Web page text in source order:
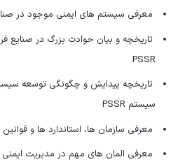
معرفی سیستم های ایمنی موجود در
تاریخچه و بیان حوادث بزرگ در صنایع
PSSR
تاریخچه پیدایش و چگونگی توسعه
سیستم PSSR
معرفی سازمان ها، استاندارد ها و
معرفی المان های مهم در مدیریت